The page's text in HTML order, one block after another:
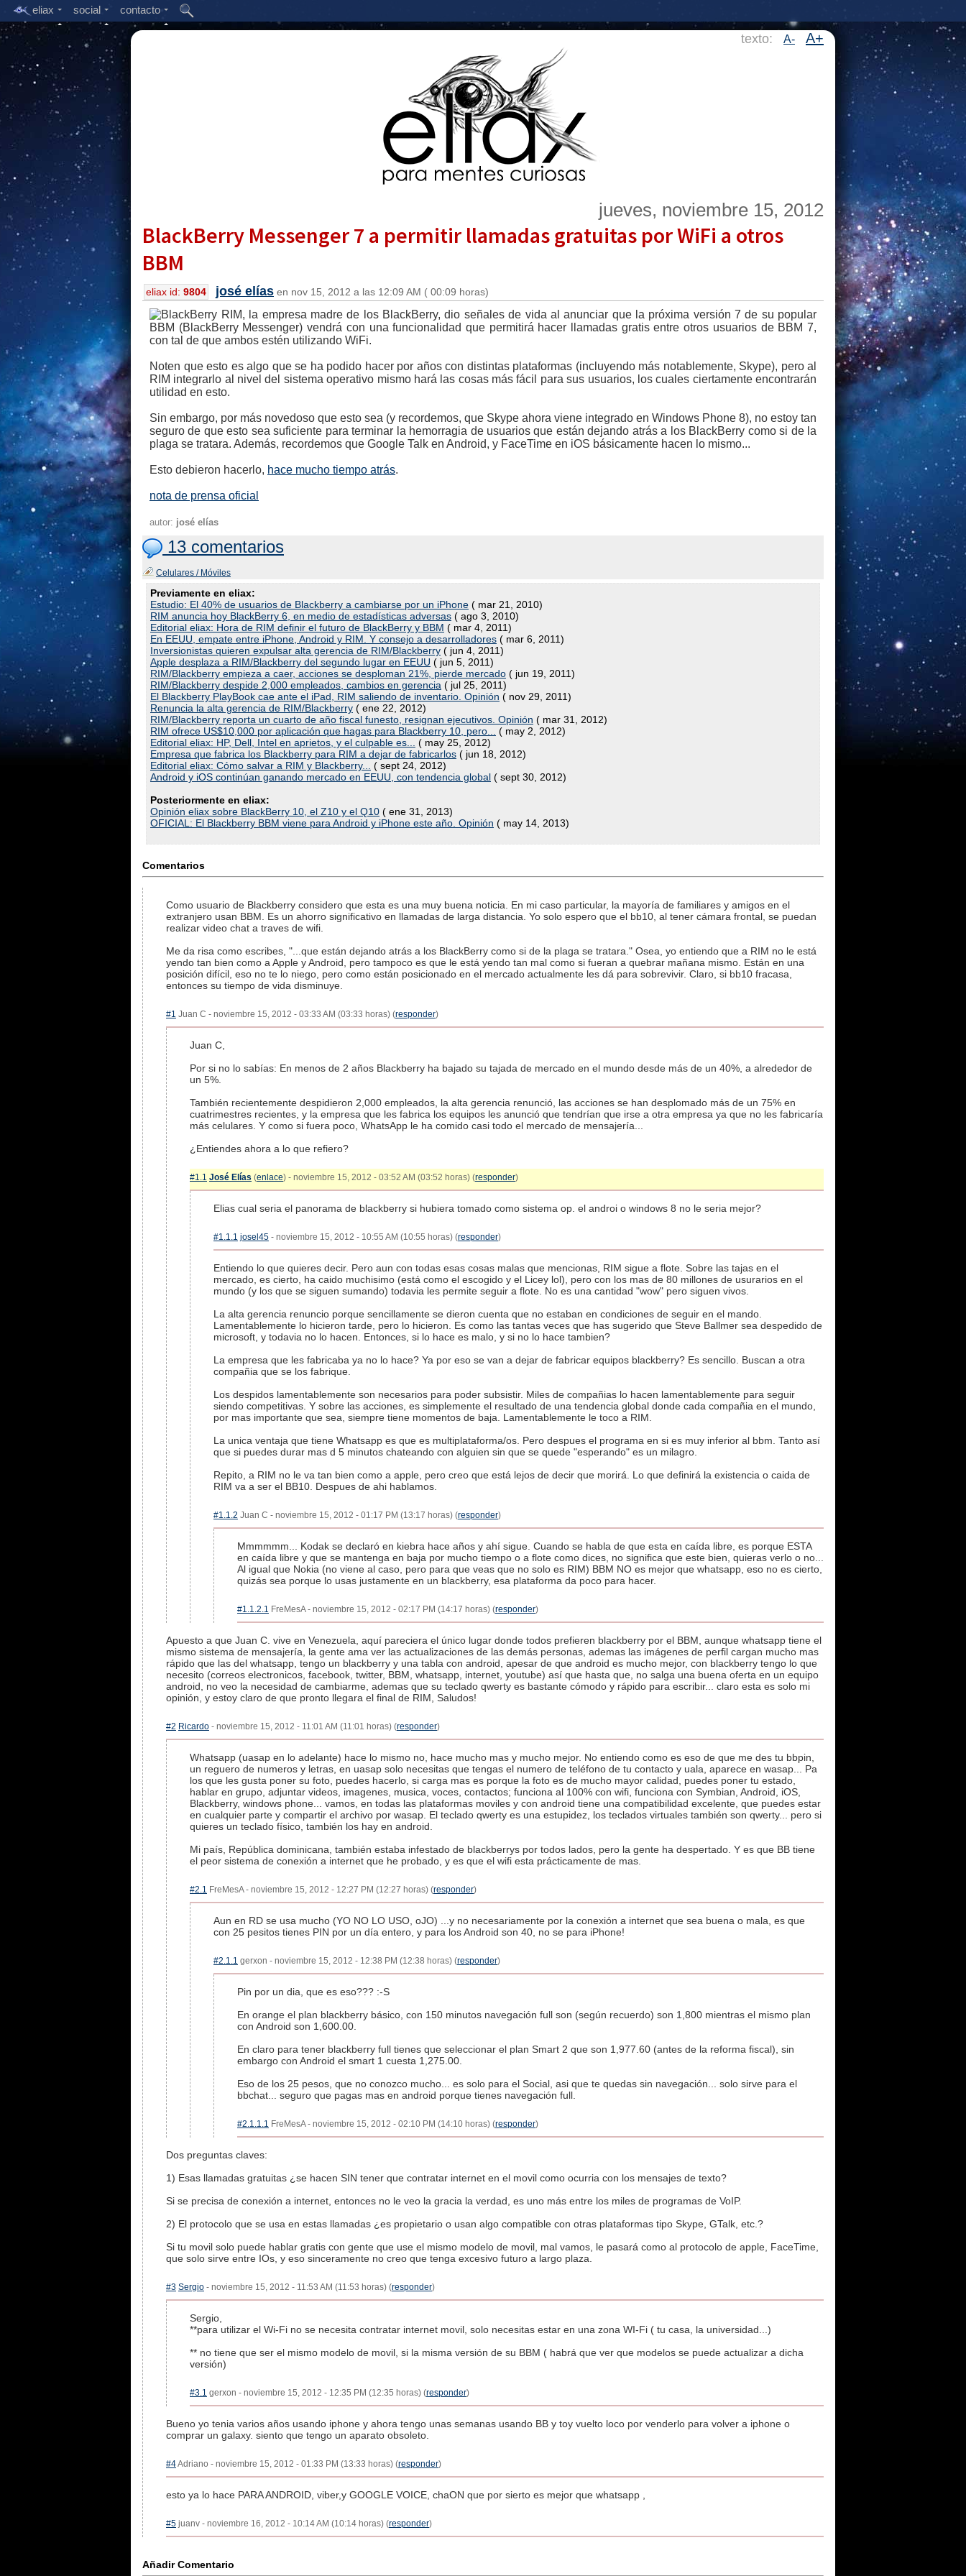
eliax social contacto
texto: A- A+
jueves, noviembre 15, 2012
BlackBerry Messenger 7 a permitir llamadas gratuitas por WiFi a otros
BBM
eliax id: 9804 josé elías en nov 15, 2012 a las 12:09 AM ( 00:09 horas)
RIM, la empresa madre de los BlackBerry, dio señales de vida al anunciar que la próxima versión 7 de su popular
BBM (BlackBerry Messenger) vendrá con una funcionalidad que permitirá hacer llamadas gratis entre otros usuarios de BBM 7,
con tal de que ambos estén utilizando WiFi.
Noten que esto es algo que se ha podido hacer por años con distintas plataformas (incluyendo más notablemente, Skype), pero al
RIM integrarlo al nivel del sistema operativo mismo hará las cosas más fácil para sus usuarios, los cuales ciertamente encontrarán
utilidad en esto.
Sin embargo, por más novedoso que esto sea (y recordemos, que Skype ahora viene integrado en Windows Phone 8), no estoy tan
seguro de que esto sea suficiente para terminar la hemorragia de usuarios que están dejando atrás a los BlackBerry como si de la
plaga se tratara. Además, recordemos que Google Talk en Android, y FaceTime en iOS básicamente hacen lo mismo...
Esto debieron hacerlo, hace mucho tiempo atrás.
nota de prensa oficial
autor: josé elías
13 comentarios
Celulares / Móviles
Previamente en eliax:
Estudio: El 40% de usuarios de Blackberry a cambiarse por un iPhone ( mar 21, 2010)
RIM anuncia hoy BlackBerry 6, en medio de estadísticas adversas ( ago 3, 2010)
Editorial eliax: Hora de RIM definir el futuro de BlackBerry y BBM ( mar 4, 2011)
En EEUU, empate entre iPhone, Android y RIM. Y consejo a desarrolladores ( mar 6, 2011)
Inversionistas quieren expulsar alta gerencia de RIM/Blackberry ( jun 4, 2011)
Apple desplaza a RIM/Blackberry del segundo lugar en EEUU ( jun 5, 2011)
RIM/Blackberry empieza a caer, acciones se desploman 21%, pierde mercado ( jun 19, 2011)
RIM/Blackberry despide 2,000 empleados, cambios en gerencia ( jul 25, 2011)
El Blackberry PlayBook cae ante el iPad, RIM saliendo de inventario. Opinión ( nov 29, 2011)
Renuncia la alta gerencia de RIM/Blackberry ( ene 22, 2012)
RIM/Blackberry reporta un cuarto de año fiscal funesto, resignan ejecutivos. Opinión ( mar 31, 2012)
RIM ofrece US$10,000 por aplicación que hagas para Blackberry 10, pero...
( may 2, 2012)
Editorial eliax: HP, Dell, Intel en aprietos, y el culpable es...
( may 25, 2012)
Empresa que fabrica los Blackberry para RIM a dejar de fabricarlos ( jun 18, 2012)
Editorial eliax: Cómo salvar a RIM y Blackberry...
( sept 24, 2012)
Android y iOS continúan ganando mercado en EEUU, con tendencia global ( sept 30, 2012)
Posteriormente en eliax:
Opinión eliax sobre BlackBerry 10, el Z10 y el Q10 ( ene 31, 2013)
OFICIAL: El Blackberry BBM viene para Android y iPhone este año. Opinión ( may 14, 2013)
Comentarios
Como usuario de Blackberry considero que esta es una muy buena noticia. En mi caso particular, la mayoría de familiares y amigos en el
extranjero usan BBM. Es un ahorro significativo en llamadas de larga distancia. Yo solo espero que el bb10, al tener cámara frontal, se puedan
realizar video chat a traves de wifi.
Me da risa como escribes, "...que están dejando atrás a los BlackBerry como si de la plaga se tratara." Osea, yo entiendo que a RIM no le está
yendo tan bien como a Apple y Android, pero tampoco es que le está yendo tan mal como si fueran a quebrar mañana mismo. Están en una
posición difícil, eso no te lo niego, pero como están posicionado en el mercado actualmente les dá para sobrevivir. Claro, si bb10 fracasa,
entonces su tiempo de vida disminuye.
#1 Juan C - noviembre 15, 2012 - 03:33 AM (03:33 horas) (responder)
Juan C,
Por si no lo sabías: En menos de 2 años Blackberry ha bajado su tajada de mercado en el mundo desde más de un 40%, a alrededor de
un 5%.
También recientemente despidieron 2,000 empleados, la alta gerencia renunció, las acciones se han desplomado más de un 75% en
cuatrimestres recientes, y la empresa que les fabrica los equipos les anunció que tendrían que irse a otra empresa ya que no les fabricaría
más celulares. Y como si fuera poco, WhatsApp le ha comido casi todo el mercado de mensajería...
¿Entiendes ahora a lo que refiero?
#1.1 José Elías (enlace) - noviembre 15, 2012 - 03:52 AM (03:52 horas) (responder)
Elias cual seria el panorama de blackberry si hubiera tomado como sistema op. el androi o windows 8 no le seria mejor?
#1.1.1 josel45 - noviembre 15, 2012 - 10:55 AM (10:55 horas) (responder)
Entiendo lo que quieres decir. Pero aun con todas esas cosas malas que mencionas, RIM sigue a flote. Sobre las tajas en el
mercado, es cierto, ha caido muchisimo (está como el escogido y el Licey lol), pero con los mas de 80 millones de usurarios en el
mundo (y los que se siguen sumando) todavia les permite seguir a flote. No es una cantidad "wow" pero siguen vivos.
La alta gerencia renuncio porque sencillamente se dieron cuenta que no estaban en condiciones de seguir en el mando.
Lamentablemente lo hicieron tarde, pero lo hicieron. Es como las tantas veces que has sugerido que Steve Ballmer sea despedido de
microsoft, y todavia no lo hacen. Entonces, si lo hace es malo, y si no lo hace tambien?
La empresa que les fabricaba ya no lo hace? Ya por eso se van a dejar de fabricar equipos blackberry? Es sencillo. Buscan a otra
compañia que se los fabrique.
Los despidos lamentablemente son necesarios para poder subsistir. Miles de compañias lo hacen lamentablemente para seguir
siendo competitivas. Y sobre las acciones, es simplemente el resultado de una tendencia global donde cada compañia en el mundo,
por mas importante que sea, siempre tiene momentos de baja. Lamentablemente le toco a RIM.
La unica ventaja que tiene Whatsapp es que es multiplataforma/os. Pero despues el programa en si es muy inferior al bbm. Tanto así
que si puedes durar mas d 5 minutos chateando con alguien sin que se quede "esperando" es un milagro.
Repito, a RIM no le va tan bien como a apple, pero creo que está lejos de decir que morirá. Lo que definirá la existencia o caida de
RIM va a ser el BB10. Despues de ahi hablamos.
#1.1.2 Juan C - noviembre 15, 2012 - 01:17 PM (13:17 horas) (responder)
Mmmmmm... Kodak se declaró en kiebra hace años y ahí sigue. Cuando se habla de que esta en caída libre, es porque ESTA
en caída libre y que se mantenga en baja por mucho tiempo o a flote como dices, no significa que este bien, quieras verlo o no...
Al igual que Nokia (no viene al caso, pero para que veas que no solo es RIM) BBM NO es mejor que whatsapp, eso no es cierto,
quizás sea porque lo usas justamente en un blackberry, esa plataforma da poco para hacer.
#1.1.2.1 FreMesA - noviembre 15, 2012 - 02:17 PM (14:17 horas) (responder)
Apuesto a que Juan C. vive en Venezuela, aquí pareciera el único lugar donde todos prefieren blackberry por el BBM, aunque whatsapp tiene el
mismo sistema de mensajería, la gente ama ver las actualizaciones de las demás personas, ademas las imágenes de perfil cargan mucho mas
rápido que las del whatsapp, tengo un blackberry y una tabla con android, apesar de que android es mucho mejor, con blackberry tengo lo que
necesito (correos electronicos, facebook, twitter, BBM, whatsapp, internet, youtube) así que hasta que, no salga una buena oferta en un equipo
android, no veo la necesidad de cambiarme, ademas que su teclado qwerty es bastante cómodo y rápido para escribir... claro esta es solo mi
opinión, y estoy claro de que pronto llegara el final de RIM, Saludos!
#2 Ricardo - noviembre 15, 2012 - 11:01 AM (11:01 horas) (responder)
Whatsapp (uasap en lo adelante) hace lo mismo no, hace mucho mas y mucho mejor. No entiendo como es eso de que me des tu bbpin,
un reguero de numeros y letras, en uasap solo necesitas que tengas el numero de teléfono de tu contacto y uala, aparece en wasap... Pa
los que les gusta poner su foto, puedes hacerlo, si carga mas es porque la foto es de mucho mayor calidad, puedes poner tu estado,
hablar en grupo, adjuntar videos, imagenes, musica, voces, contactos; funciona al 100% con wifi, funciona con Symbian, Android, iOS,
Blackberry, windows phone... vamos, en todas las plataformas moviles y con android tiene una compatibilidad excelente, que puedes estar
en cualquier parte y compartir el archivo por wasap. El teclado qwerty es una estupidez, los teclados virtuales también son qwerty... pero si
quieres un teclado físico, también los hay en android.
Mi país, República dominicana, también estaba infestado de blackberrys por todos lados, pero la gente ha despertado. Y es que BB tiene
el peor sistema de conexión a internet que he probado, y es que el wifi esta prácticamente de mas.
#2.1 FreMesA - noviembre 15, 2012 - 12:27 PM (12:27 horas) (responder)
Aun en RD se usa mucho (YO NO LO USO, oJO) ...y no necesariamente por la conexión a internet que sea buena o mala, es que
con 25 pesitos tienes PIN por un día entero, y para los Android son 40, no se para iPhone!
#2.1.1 gerxon - noviembre 15, 2012 - 12:38 PM (12:38 horas) (responder)
Pin por un dia, que es eso??? :-S
En orange el plan blackberry básico, con 150 minutos navegación full son (según recuerdo) son 1,800 mientras el mismo plan
con Android son 1,600.00.
En claro para tener blackberry full tienes que seleccionar el plan Smart 2 que son 1,977.60 (antes de la reforma fiscal), sin
embargo con Android el smart 1 cuesta 1,275.00.
Eso de los 25 pesos, que no conozco mucho... es solo para el Social, asi que te quedas sin navegación... solo sirve para el
bbchat... seguro que pagas mas en android porque tienes navegación full.
#2.1.1.1 FreMesA - noviembre 15, 2012 - 02:10 PM (14:10 horas) (responder)
Dos preguntas claves:
1) Esas llamadas gratuitas ¿se hacen SIN tener que contratar internet en el movil como ocurria con los mensajes de texto?
Si se precisa de conexión a internet, entonces no le veo la gracia la verdad, es uno más entre los miles de programas de VoIP.
2) El protocolo que se usa en estas llamadas ¿es propietario o usan algo compatible con otras plataformas tipo Skype, GTalk, etc.?
Si tu movil solo puede hablar gratis con gente que use el mismo modelo de movil, mal vamos, le pasará como al protocolo de apple, FaceTime,
que solo sirve entre IOs, y eso sinceramente no creo que tenga excesivo futuro a largo plaza.
#3 Sergio - noviembre 15, 2012 - 11:53 AM (11:53 horas) (responder)
Sergio,
**para utilizar el Wi-Fi no se necesita contratar internet movil, solo necesitas estar en una zona WI-Fi ( tu casa, la universidad...)
** no tiene que ser el mismo modelo de movil, si la misma versión de su BBM ( habrá que ver que modelos se puede actualizar a dicha
versión)
#3.1 gerxon - noviembre 15, 2012 - 12:35 PM (12:35 horas) (responder)
Bueno yo tenia varios años usando iphone y ahora tengo unas semanas usando BB y toy vuelto loco por venderlo para volver a iphone o
comprar un galaxy. siento que tengo un aparato obsoleto.
#4Adriano - noviembre 15, 2012 - 01:33 PM (13:33 horas) (responder)
esto ya lo hace PARA ANDROID, viber,y GOOGLE VOICE, chaON que por sierto es mejor que whatsapp ,
#5 juanv - noviembre 16, 2012 - 10:14 AM (10:14 horas) (responder)
Añadir Comentario